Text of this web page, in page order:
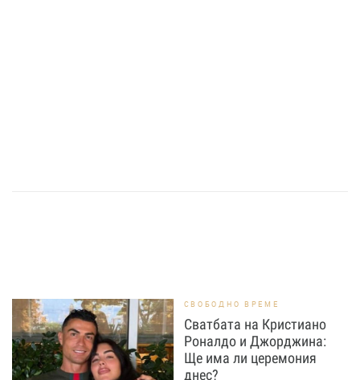
СВОБОДНО ВРЕМЕ
Сватбата на Кристиано
Роналдо и Джорджина:
Ще има ли церемония
днес?